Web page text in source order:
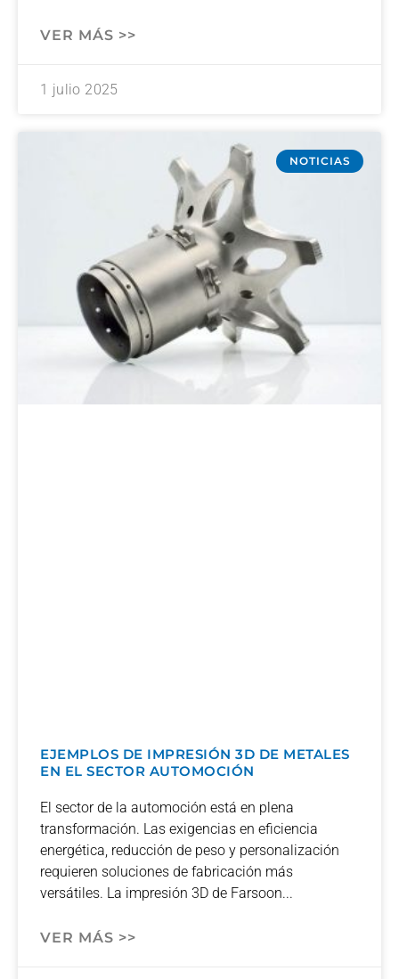
VER MÁS >>
1 julio 2025
NOTICIAS
EJEMPLOS DE IMPRESIÓN 3D DE METALES
EN EL SECTOR AUTOMOCIÓN
El sector de la automoción está en plena
transformación. Las exigencias en eficiencia
energética, reducción de peso y personalización
requieren soluciones de fabricación más
versátiles. La impresión 3D de Farsoon
VER MÁS >>